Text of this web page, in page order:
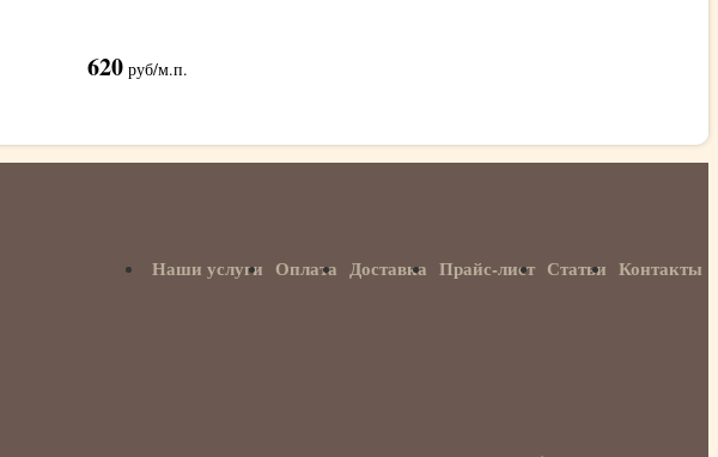
620руб/м.п.
Наши услуги Оплата Доставка Прайс-лист Статьи Контакты